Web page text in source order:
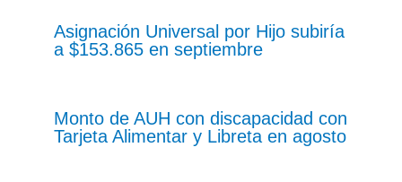
Asignación Universal por Hijo subiría
a $153.865 en septiembre
Monto de AUH con discapacidad con
Tarjeta Alimentar y Libreta en agosto